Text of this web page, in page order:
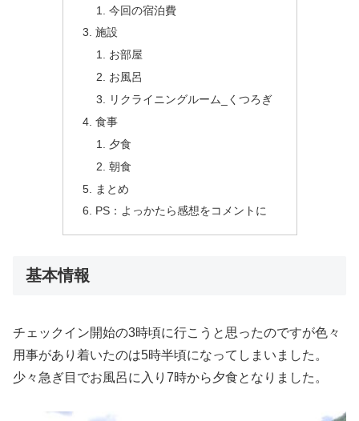
今回の宿泊費
施設
お部屋
お風呂
リクライニングルーム_くつろぎ
食事
夕食
朝食
まとめ
PS：よっかたら感想をコメントに
基本情報
チェックイン開始の3時頃に行こうと思ったのですが色々
用事があり着いたのは5時半頃になってしまいました。
少々急ぎ目でお風呂に入り7時から夕食となりました。